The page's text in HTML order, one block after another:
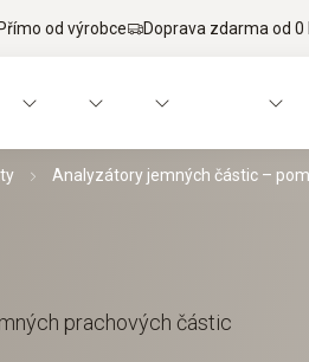
od výrobce Doprava zdarma od 0
Analyzátory jemných částic –
prachových částic